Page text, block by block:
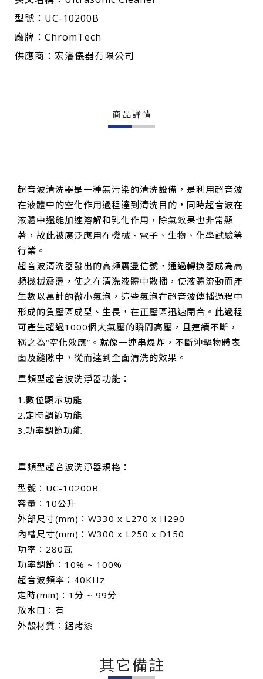
型號：UC-10200B
廠牌：ChromTech
供應商：宏濬儀器有限公司
商品詳情
超音波清洗器是一種無污染的清洗設備，是利用超音波
在液體中的空化作用過程達到清洗目的，同時超音波在
液體中還能加速溶解和乳化作用，除氣效果也非常顯
著，故此被廣泛應用在機械、電子、生物、化學試驗等
行業。
超音波清洗器發出的高頻震盪信號，通過轉換器成為高
頻機械震盪，使之在清洗液體中散播，使液體流動而產
生數以萬計的微小氣泡，這些氣泡在超音波傳播過程中
形成的負壓區成型、生長，在正壓區迅速閉合。此過程
可產生超過1000個大氣壓的瞬間高壓，且連續不斷，
稱之為“空化效應”。就像一連串爆炸，不斷沖擊物體表
面及縫隙中，從而達到全面清洗的效果。
單頻型超音波洗淨器功能：
1.數位顯示功能
2.定時調節功能
3.功率調節功能
單頻型超音波洗淨器規格：
型號：UC-10200B
容量：10公升
外部尺寸(mm)：W330 x L270 x H290
內槽尺寸(mm)：W300 x L250 x D150
功率：280瓦
功率調節：10% ~ 100%
超音波頻率：40KHz
定時(min)：1分 ~ 99分
放水口：有
外殼材質：鋁烤漆
其它備註